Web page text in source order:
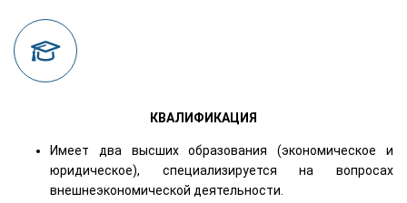
КВАЛИФИКАЦИЯ
Имеет два высших образования (экономическое и
юридическое), специализируется на вопросах
внешнеэкономической деятельности.